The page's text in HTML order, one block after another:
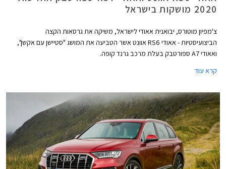
2020 מושקות בישראל
צ'מפיון מוטורס, יבואנית אאודי לישראל, משיקה את גרסאות הקצה
הביצועיסטיות - אאודי RS6 אוונט אשר הטביעה את המושג "סטיישן עם אקשן",
ואאודי A7 ספורטבק בעלת מרכב גרנד קופה.
קרא עוד